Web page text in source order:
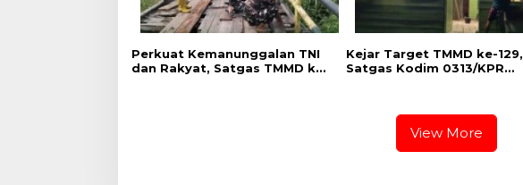
Perkuat Kemanunggalan TNI
dan Rakyat, Satgas TMMD ke-
Kejar Target TMMD ke-129,
Satgas Kodim 0313/KPR
View More